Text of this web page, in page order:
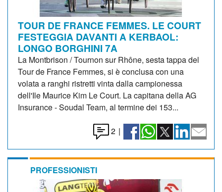
TOUR DE FRANCE FEMMES. LE COURT
FESTEGGIA DAVANTI A KERBAOL:
LONGO BORGHINI 7A
La Montbrison / Tournon sur Rhône, sesta tappa del
Tour de France Femmes, si è conclusa con una
volata a ranghi ristretti vinta dalla campionessa
dell'Ile Maurice Kim Le Court. La capitana della AG
Insurance - Soudal Team, al termine dei 153...
2 |
PROFESSIONISTI